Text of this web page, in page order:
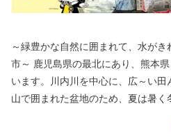
～緑豊かな自然に囲まれて、水が
市～ 鹿児島県の最北にあり、熊本県・宮崎県との県境に位置して
います。川内川を中心に、広～い田
山で囲まれた盆地のため、夏は暑く
総務大臣よりふるさと納税の指定を